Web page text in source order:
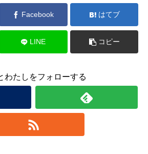
Facebook はてブ
LINE コピー
わたしをフォローする